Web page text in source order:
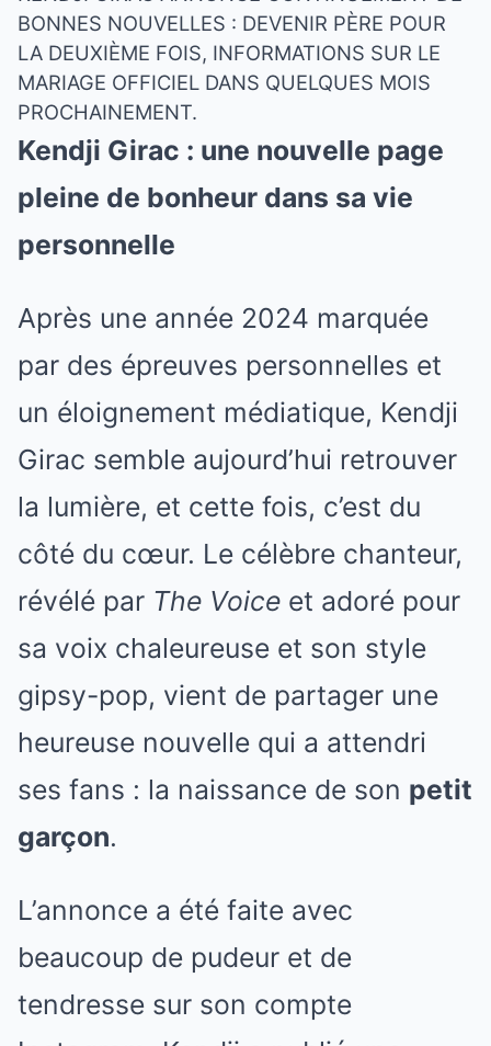
BONNES NOUVELLES : DEVENIR PÈRE POUR
LA DEUXIÈME FOIS, INFORMATIONS SUR LE
MARIAGE OFFICIEL DANS QUELQUES MOIS
PROCHAINEMENT.
Kendji Girac : une nouvelle page
pleine de bonheur dans sa vie
personnelle
Après une année 2024 marquée
par des épreuves personnelles et
un éloignement médiatique, Kendji
Girac semble aujourd’hui retrouver
la lumière, et cette fois, c’est du
côté du cœur. Le célèbre chanteur,
révélé par The Voice et adoré pour
sa voix chaleureuse et son style
gipsy-pop, vient de partager une
heureuse nouvelle qui a attendri
ses fans : la naissance de son petit
garçon.
L’annonce a été faite avec
beaucoup de pudeur et de
tendresse sur son compte